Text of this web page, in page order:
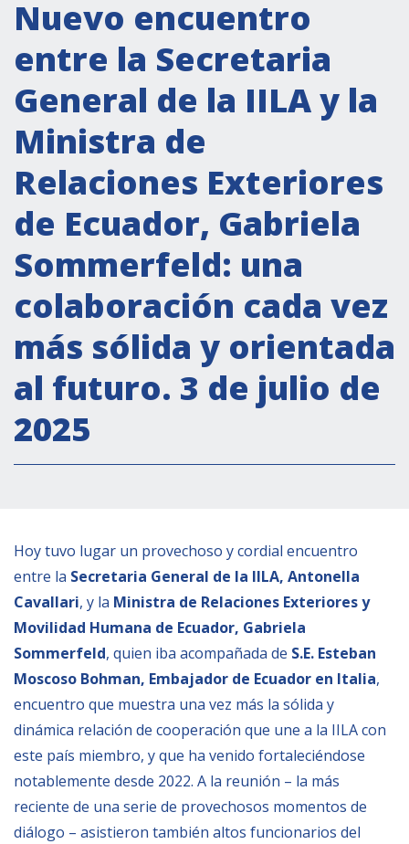
Secretaría Cultural
Secretaría Socioeconómica
Secretaría Técnico-científica
Forum Pymes
Conferencia Italia- América Latina y el Caribe
Red para la promoción de la igualdad de
género
Partnership
COOPERACIÓN
Patrimonio cultural
Empoderamiento socio-económico
EUROFRONT
COPOLAD III
AL-INVEST Verde
MEDIOS
Fotos
Vídeos
Audios
Nuevo encuentro
entre la Secretaria
General de la IILA y la
Ministra de
Relaciones Exteriores
de Ecuador, Gabriela
Sommerfeld: una
colaboración cada vez
más sólida y orientada
al futuro. 3 de julio de
2025
Hoy tuvo lugar un provechoso y cordial encuentro
entre la Secretaria General de la IILA, Antonella
Cavallari, y la Ministra de Relaciones Exteriores y
Movilidad Humana de Ecuador, Gabriela
Sommerfeld, quien iba acompañada de S.E. Esteban
Moscoso Bohman, Embajador de Ecuador en Italia,
encuentro que muestra una vez más la sólida y
dinámica relación de cooperación que une a la IILA con
este país miembro, y que ha venido fortaleciéndose
notablemente desde 2022. A la reunión – la más
reciente de una serie de provechosos momentos de
diálogo – asistieron también altos funcionarios del